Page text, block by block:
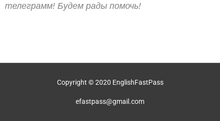
телеграмм! Будем рады помочь!
Copyright © 2020 EnglishFastPass
efastpass@gmail.com